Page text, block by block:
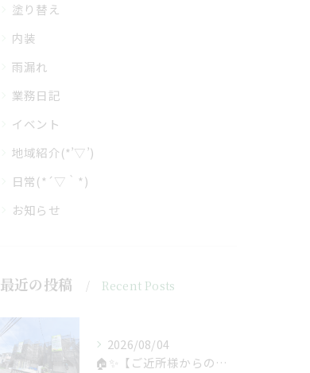
塗り替え
内装
雨漏れ
業務日記
イベント
地域紹介(*’▽’)
日常(*´▽｀*)
お知らせ
最近の投稿 Recent Posts
2026/08/04
🏠✨【ご近所様からのご紹介で、工事スタート！】✨🏠